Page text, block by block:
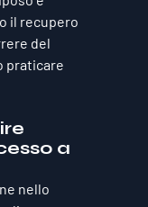
il recupero
del
praticare
a
nello